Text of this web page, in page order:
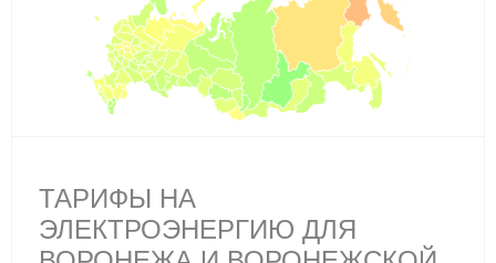
ТАРИФЫ НА
ЭЛЕКТРОЭНЕРГИЮ ДЛЯ